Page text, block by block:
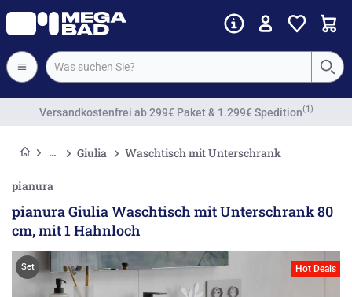
Vorkassenrabatt
Giulia Waschtisch mit Unterschrank
pianura
pianura Giulia Waschtisch mit Unterschrank 80
cm, mit 1 Hahnloch
Set Hot Deals